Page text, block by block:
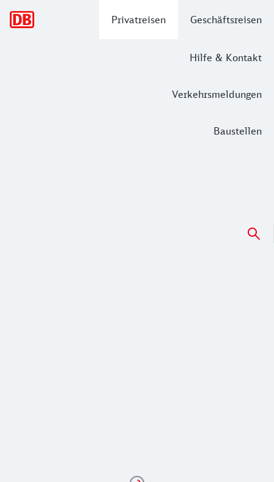
Privatreisen Geschäftsreisen
Hilfe & Kontakt
Verkehrsmeldungen
Baustellen